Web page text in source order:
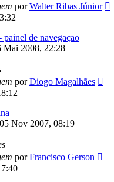
porWalter Ribas Júnior
painel de navegaçao
Mai 2008, 22:28
porDiogo Magalhães
05 Nov 2007, 08:19
porFrancisco Gerson